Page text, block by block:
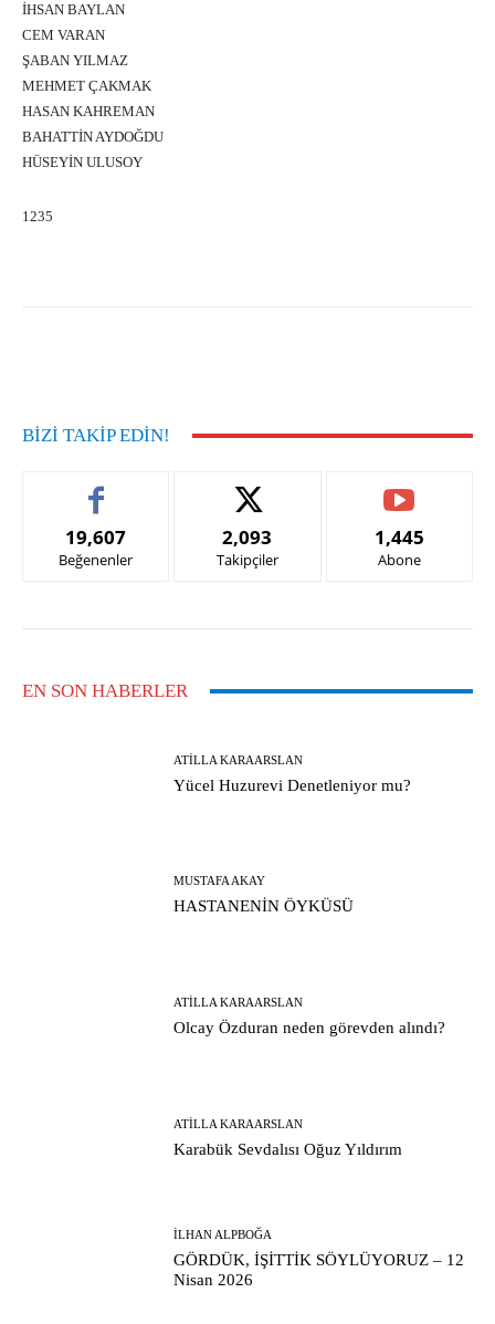
İHSAN BAYLAN
CEM VARAN
ŞABAN YILMAZ
MEHMET ÇAKMAK
HASAN KAHREMAN
BAHATTİN AYDOĞDU
HÜSEYİN ULUSOY
1235
BIZI TAKIP EDIN!
19,607
Beğenenler
2,093
Takipçiler
1,445
Abone
EN SON HABERLER
ATILLA KARAARSLAN
Yücel Huzurevi Denetleniyor mu?
MUSTAFA AKAY
HASTANENİN ÖYKÜSÜ
ATILLA KARAARSLAN
Olcay Özduran neden görevden alındı?
ATILLA KARAARSLAN
Karabük Sevdalısı Oğuz Yıldırım
İLHAN ALPBOĞA
GÖRDÜK, İŞİTTİK SÖYLÜYORUZ – 12
Nisan 2026